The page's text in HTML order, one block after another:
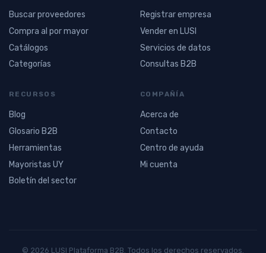
Buscar proveedores
Compra al por mayor
Catálogos
Categorías
Registrar empresa
Vender en LUSI
Servicios de datos
Consultas B2B
RECURSOS
Blog
Glosario B2B
Herramientas
Mayoristas UY
Boletín del sector
COMPAÑÍA
Acerca de
Contacto
Centro de ayuda
Mi cuenta
© 2026 LUSI Plataforma B2B. Todos los derechos reservados.